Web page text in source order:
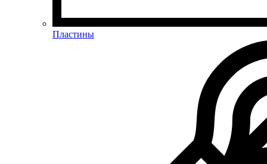
Пластины